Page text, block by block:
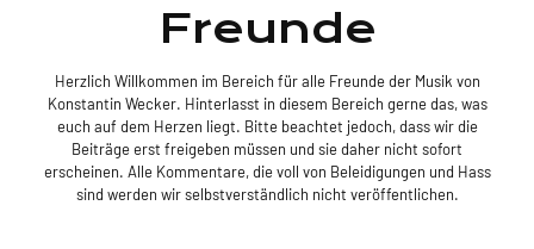
Freunde
Herzlich Willkommen im Bereich für alle Freunde der Musik von
Konstantin Wecker. Hinterlasst in diesem Bereich gerne das, was
euch auf dem Herzen liegt. Bitte beachtet jedoch, dass wir die
Beiträge erst freigeben müssen und sie daher nicht sofort
erscheinen. Alle Kommentare, die voll von Beleidigungen und Hass
sind werden wir selbstverständlich nicht veröffentlichen.